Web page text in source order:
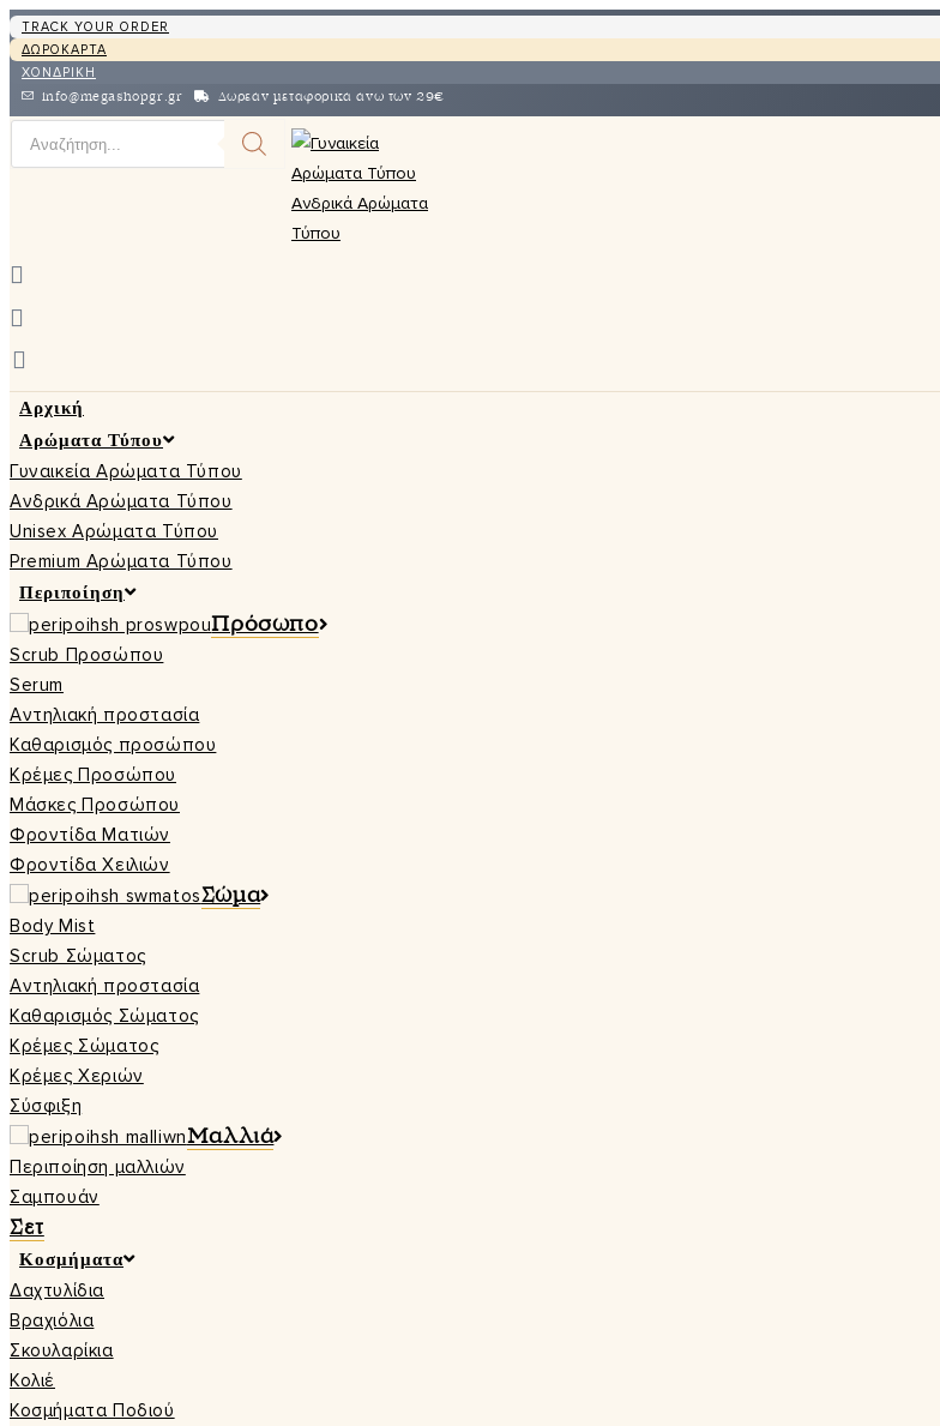
TRACK YOUR ORDER
ΔΩΡΟΚΑΡΤΑ
ΧΟΝΔΡΙΚΗ
info@megashopgr.gr Δωρεάν μεταφορικά άνω των 29€
Αρχική
Αρώματα Τύπου
Γυναικεία Αρώματα Τύπου
Ανδρικά Αρώματα Τύπου
Unisex Αρώματα Τύπου
Premium Αρώματα Τύπου
Περιποίηση
Πρόσωπο
Scrub Προσώπου
Serum
Αντηλιακή προστασία
Καθαρισμός προσώπου
Κρέμες Προσώπου
Μάσκες Προσώπου
Φροντίδα Ματιών
Φροντίδα Χειλιών
Σώμα
Body Mist
Scrub Σώματος
Αντηλιακή προστασία
Καθαρισμός Σώματος
Κρέμες Σώματος
Κρέμες Χεριών
Σύσφιξη
Μαλλιά
Περιποίηση μαλλιών
Σαμπουάν
Σετ
Κοσμήματα
Δαχτυλίδια
Βραχιόλια
Σκουλαρίκια
Κολιέ
Κοσμήματα Ποδιού